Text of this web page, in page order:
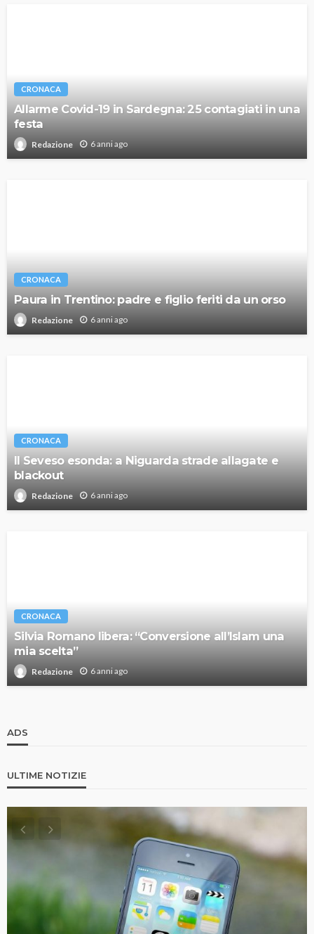
CRONACA
Allarme Covid-19 in Sardegna: 25 contagiati in una
festa
Redazione 6 anni ago
CRONACA
Paura in Trentino: padre e figlio feriti da un orso
Redazione 6 anni ago
CRONACA
Il Seveso esonda: a Niguarda strade allagate e
blackout
Redazione 6 anni ago
CRONACA
Silvia Romano libera: “Conversione all’Islam una
mia scelta”
Redazione 6 anni ago
ADS
ULTIME NOTIZIE